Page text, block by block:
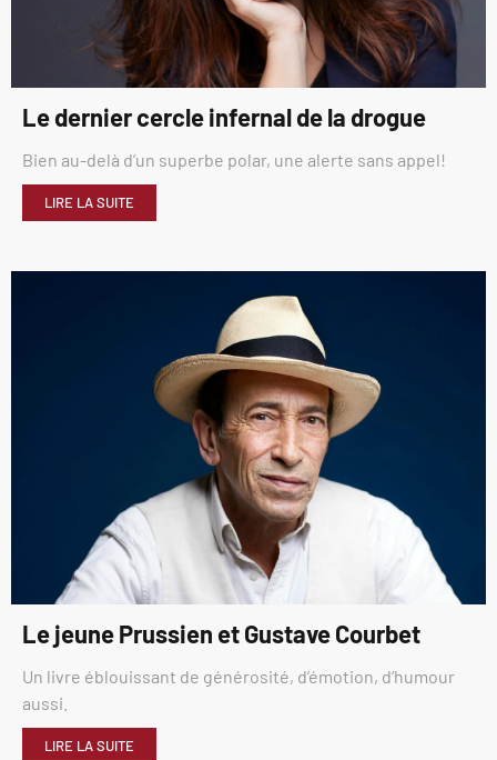
Le dernier cercle infernal de la drogue
Bien au-delà d’un superbe polar, une alerte sans appel!
LIRE LA SUITE
Le jeune Prussien et Gustave Courbet
Un livre éblouissant de générosité, d’émotion, d’humour
aussi.
LIRE LA SUITE